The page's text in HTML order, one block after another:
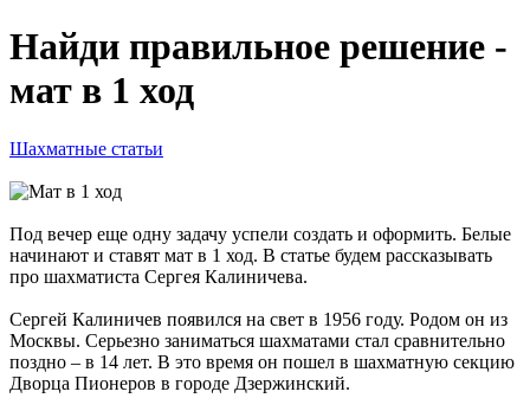
Найди правильное решение -
мат в 1 ход
Шахматные статьи
Под вечер еще одну задачу успели создать и оформить. Белые
начинают и ставят мат в 1 ход. В статье будем рассказывать
про шахматиста Сергея Калиничева.
Сергей Калиничев появился на свет в 1956 году. Родом он из
Москвы. Серьезно заниматься шахматами стал сравнительно
поздно – в 14 лет. В это время он пошел в шахматную секцию
Дворца Пионеров в городе Дзержинский.